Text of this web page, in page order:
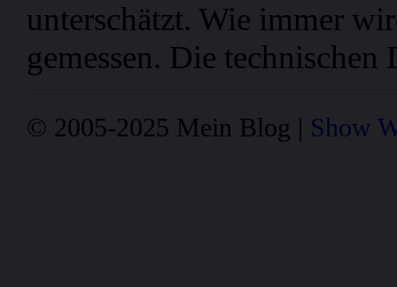
unterschätzt. Wie immer
gemessen. Die
© 2005-2025 Mein Blog | Show